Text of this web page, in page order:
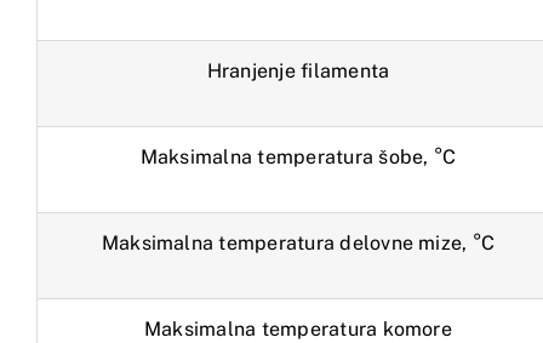
Hranjenje filamenta
Maksimalna temperatura šobe, °C
Maksimalna temperatura delovne mize, °C
Maksimalna temperatura komore